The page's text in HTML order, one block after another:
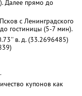
Далее прямо до
с Ленинградского
гостиницы (5-7 мин).
в. д. (33.2696485)
купонов как